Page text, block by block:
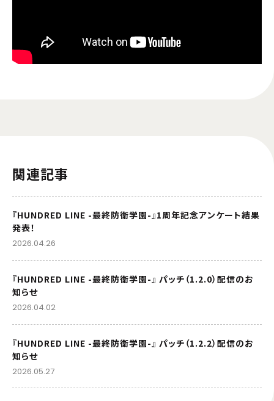
関連記事
『HUNDRED LINE -最終防衛学園-』1周年記念アンケート結果
発表！
2026.04.26
『HUNDRED LINE -最終防衛学園-』 パッチ（1.2.0）配信のお
知らせ
2026.04.02
『HUNDRED LINE -最終防衛学園-』 パッチ（1.2.2）配信のお
知らせ
2026.05.27